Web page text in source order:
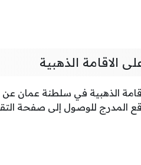
الاقامة الذهبية
الذهبية في سلطنة عمان عن
المدرج للوصول إلى صفحة